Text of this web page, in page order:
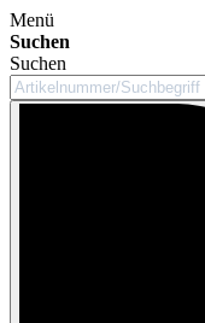
Menü
Suchen
Suchen